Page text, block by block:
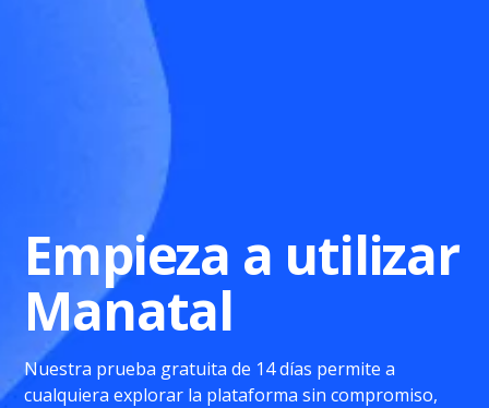
Empieza a utilizar
Manatal
Nuestra prueba gratuita de 14 días permite a
cualquiera explorar la plataforma sin compromiso,